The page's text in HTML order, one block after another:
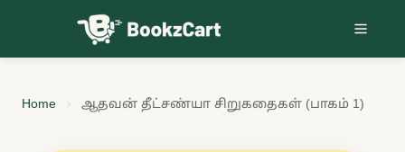
Skip to content
Home ஆதவன் தீட்சண்யா சிறுகதைகள் (பாகம் 1)